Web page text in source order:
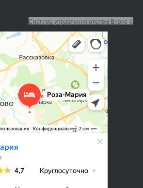
Система управления отелем Bnovo ©